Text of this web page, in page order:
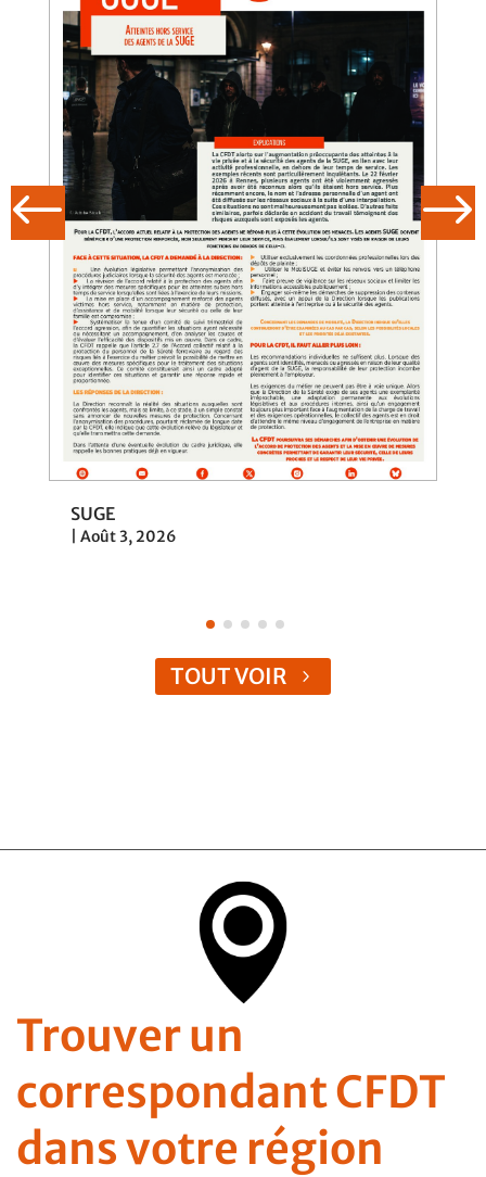
3, 2026
TOUT VOIR
Trouver un
correspondant CFDT
dans votre région